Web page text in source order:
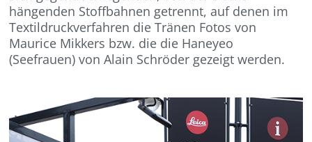
hängenden Stoffbahnen getrennt, auf denen im
Textildruckverfahren die Tränen Fotos von
Maurice Mikkers bzw. die die Haneyeo
(Seefrauen) von Alain Schröder gezeigt werden.